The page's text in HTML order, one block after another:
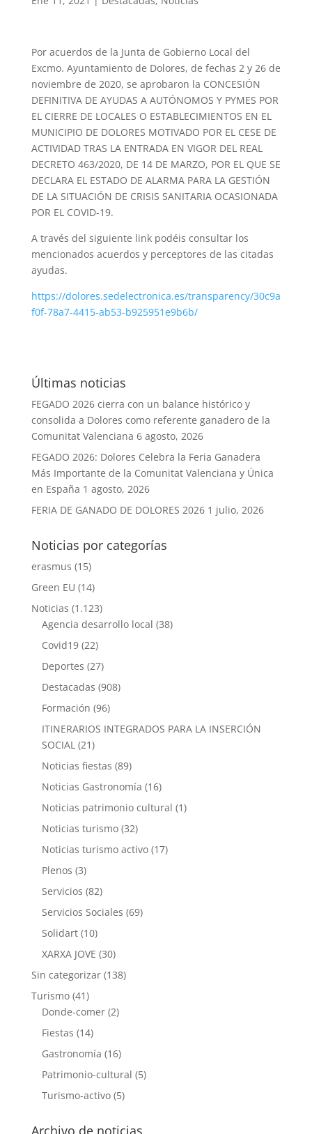
Por acuerdos de la Junta de Gobierno Local del
Excmo. Ayuntamiento de Dolores, de fechas 2 y 26 de
noviembre de 2020, se aprobaron la CONCESIÓN
DEFINITIVA DE AYUDAS A AUTÓNOMOS Y PYMES POR
EL CIERRE DE LOCALES O ESTABLECIMIENTOS EN EL
MUNICIPIO DE DOLORES MOTIVADO POR EL CESE DE
ACTIVIDAD TRAS LA ENTRADA EN VIGOR DEL REAL
DECRETO 463/2020, DE 14 DE MARZO, POR EL QUE SE
DECLARA EL ESTADO DE ALARMA PARA LA GESTIÓN
DE LA SITUACIÓN DE CRISIS SANITARIA OCASIONADA
POR EL COVID-19.
A través del siguiente link podéis consultar los
mencionados acuerdos y perceptores de las citadas
ayudas.
https://dolores.sedelectronica.es/transparency/30c9a
f0f-78a7-4415-ab53-b925951e9b6b/
Últimas noticias
FEGADO 2026 cierra con un balance histórico y
consolida a Dolores como referente ganadero de la
Comunitat Valenciana 6 agosto, 2026
FEGADO 2026: Dolores Celebra la Feria Ganadera
Más Importante de la Comunitat Valenciana y Única
en España 1 agosto, 2026
FERIA DE GANADO DE DOLORES 2026 1 julio, 2026
Noticias por categorías
erasmus (15)
Green EU (14)
Noticias (1.123)
Agencia desarrollo local (38)
Covid19(22)
Deportes (27)
Destacadas (908)
Formación (96)
ITINERARIOS INTEGRADOS PARA LA INSERCIÓN
SOCIAL(21)
Noticias fiestas (89)
Noticias Gastronomía (16)
Noticias patrimonio cultural (1)
Noticias turismo(32)
Noticias turismo activo(17)
Plenos (3)
Servicios (82)
Servicios Sociales (69)
Solidart(10)
XARXA JOVE (30)
Sin categorizar(138)
Turismo(41)
Donde-comer(2)
Fiestas (14)
Gastronomía (16)
Patrimonio-cultural (5)
Turismo-activo(5)
Archivo de noticias